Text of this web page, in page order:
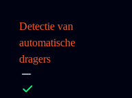
Detectie van
automatische
dragers